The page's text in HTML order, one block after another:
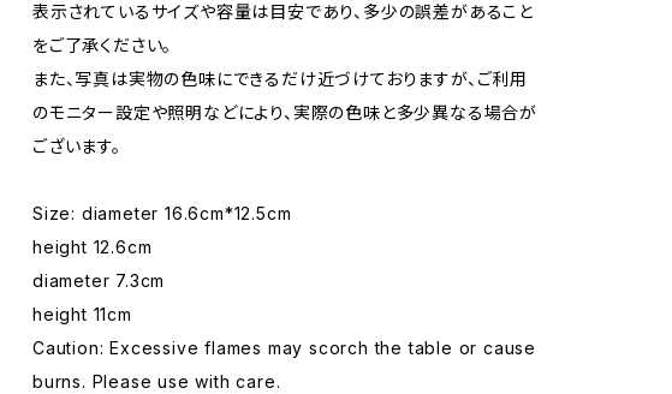
表示されているサイズや容量は目安であり、多少の誤差があること
をご了承ください。
また、写真は実物の色味にできるだけ近づけておりますが、ご利用
のモニター設定や照明などにより、実際の色味と多少異なる場合が
ございます。
Size: diameter 16.6cm*12.5cm
height 12.6cm
diameter 7.3cm
height 11cm
Caution: Excessive flames may scorch the table or cause
burns. Please use with care.